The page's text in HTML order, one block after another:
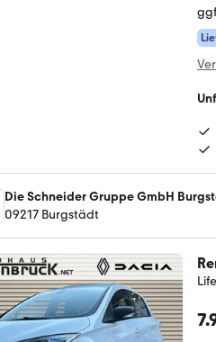
Die Schneider Gruppe GmbH
09217 Burgstädt